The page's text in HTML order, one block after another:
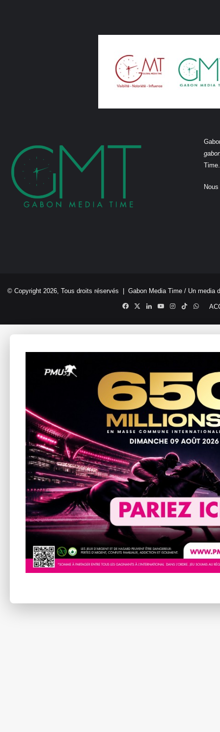
Time.
© Copyright 2026, Tous droits réservés | Gabon Media Time / Un media
Facebook
X LinkedinYouTubeInstagram
TikTok